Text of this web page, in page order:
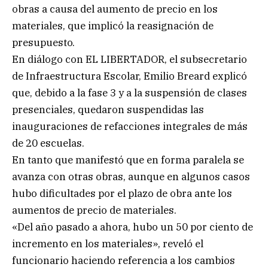
obras a causa del aumento de precio en los
materiales, que implicó la reasignación de
presupuesto.
En diálogo con EL LIBERTADOR, el subsecretario
de Infraestructura Escolar, Emilio Breard explicó
que, debido a la fase 3 y a la suspensión de clases
presenciales, quedaron suspendidas las
inauguraciones de refacciones integrales de más
de 20 escuelas.
En tanto que manifestó que en forma paralela se
avanza con otras obras, aunque en algunos casos
hubo dificultades por el plazo de obra ante los
aumentos de precio de materiales.
«Del año pasado a ahora, hubo un 50 por ciento de
incremento en los materiales», reveló el
funcionario haciendo referencia a los cambios